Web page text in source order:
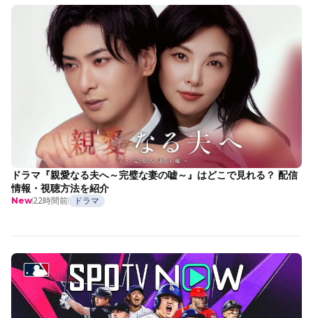
ドラマ『親愛なる夫へ～完璧な妻の嘘～』はどこで見れる？ 配信
情報・視聴方法を紹介
New22時間前 ドラマ